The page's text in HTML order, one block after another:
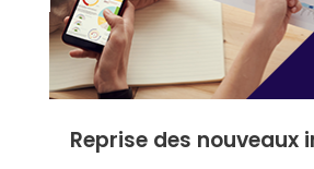
Reprise des nouveaux